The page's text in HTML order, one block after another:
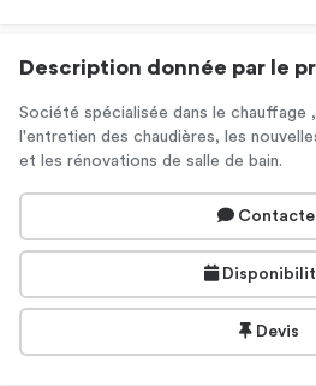
Description donnée par le
Société spécialisée dans le chauffage
l'entretien des chaudières, les
et les rénovations de salle de bain.
Devis